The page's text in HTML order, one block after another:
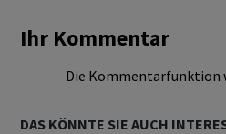
Ihr Kommentar
Die Kommentarfunktion
DAS KÖNNTE SIE AUCH